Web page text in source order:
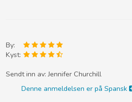
By:
Kyst:
Sendt inn av:Jennifer Churchill
Denne anmeldelsen er på Spansk